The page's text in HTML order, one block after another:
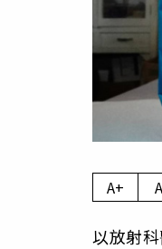
A+
以放射